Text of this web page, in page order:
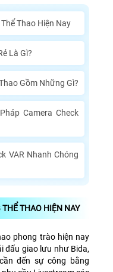
Thao Hiện Nay
Là Gì?
Gồm Những Gì?
Camera Check
VAR Nhanh Chóng
THAO HIỆN NAY
phong trào hiện nay
đấu giao lưu như Bida,
đến sự công bằng